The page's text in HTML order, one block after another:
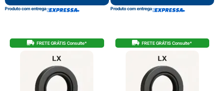
Produto com entrega Produto com entrega
FRETE GRÁTIS Consulte* FRETE GRÁTIS Consulte*